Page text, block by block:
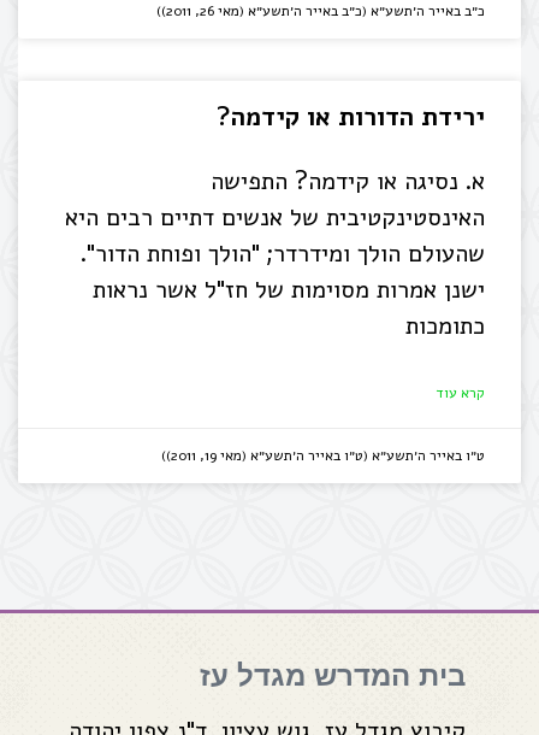
כ״ב באייר ה׳תשע״א (כ״ב באייר ה׳תשע״א (מאי 26, 2011))
ירידת הדורות או קידמה?
א. נסיגה או קידמה? התפישה
האינסטינקטיבית של אנשים דתיים רבים היא
שהעולם הולך ומידרדר; "הולך ופוחת הדור".
ישנן אמרות מסוימות של חז"ל אשר נראות
כתומכות
קרא עוד
ט״ו באייר ה׳תשע״א (ט״ו באייר ה׳תשע״א (מאי 19, 2011))
בית המדרש מגדל עז